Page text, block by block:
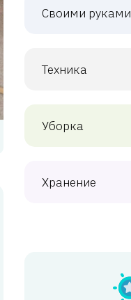
Своими руками
Техника
Уборка
Хранение